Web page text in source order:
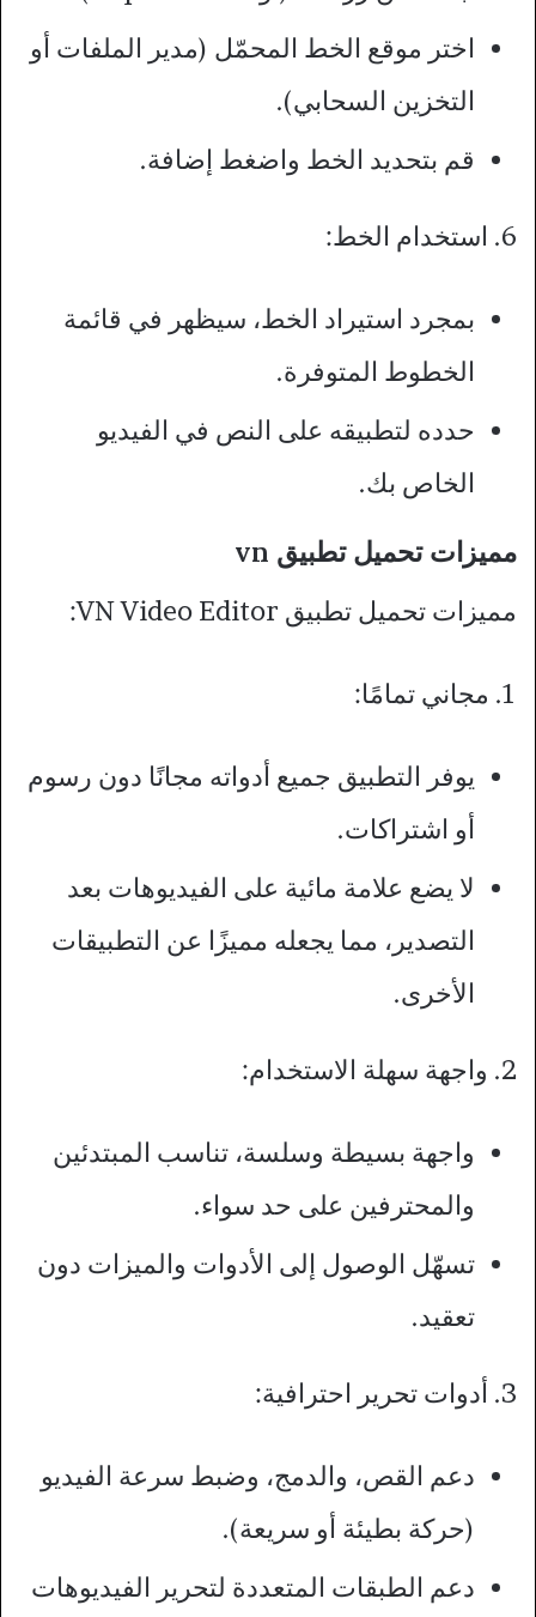
اختر موقع الخط المحمّل (مدير الملفات أو
التخزين السحابي).
قم بتحديد الخط واضغط إضافة.
6. استخدام الخط:
بمجرد استيراد الخط، سيظهر في قائمة
الخطوط المتوفرة.
حدده لتطبيقه على النص في الفيديو
الخاص بك.
مميزات تحميل تطبيق vn
مميزات تحميل تطبيق VN Video Editor:
1. مجاني تمامًا:
يوفر التطبيق جميع أدواته مجانًا دون رسوم
أو اشتراكات.
لا يضع علامة مائية على الفيديوهات بعد
التصدير، مما يجعله مميزًا عن التطبيقات
الأخرى.
2. واجهة سهلة الاستخدام:
واجهة بسيطة وسلسة، تناسب المبتدئين
والمحترفين على حد سواء.
تسهّل الوصول إلى الأدوات والميزات دون
تعقيد.
3. أدوات تحرير احترافية:
دعم القص، والدمج، وضبط سرعة الفيديو
(حركة بطيئة أو سريعة).
دعم الطبقات المتعددة لتحرير الفيديوهات